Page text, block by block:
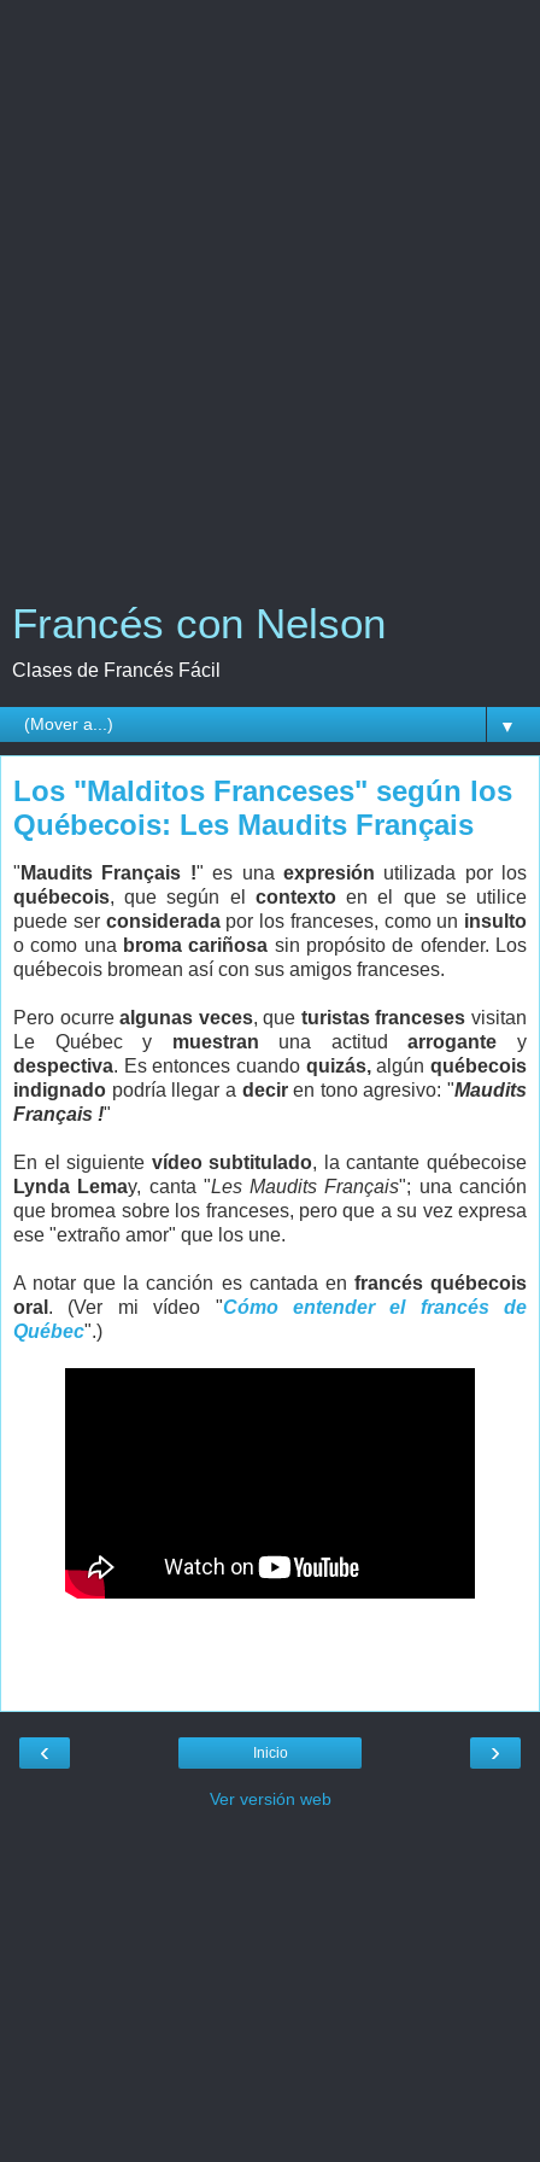
Francés con Nelson
Clases de Francés Fácil
▼
Los "Malditos Franceses" según los
Québecois: Les Maudits Français
" Maudits Français !" es una expresión utilizada por los
québecois, que según el contextoen el que se utilice
puede ser considerada por los franceses, como un insulto
o como una broma cariñosa sin propósito de ofender. Los
québecois bromean así con sus amigos franceses.
Pero ocurrealgunas veces, que turistas franceses visitan
Le Québec y muestran una actitudarrogantey
despectiva. Es entonces cuando quizás,algúnquébecois
indignado podría llegar a deciren tono agresivo: "Maudits
Français !"
En el siguiente vídeo subtitulado, la cantante québecoise
Lynda Lemay, canta "Les Maudits Français"; una canción
que bromea sobre los franceses, pero que a su vez expresa
ese "extraño amor" que los une.
A notar que la canción es cantada en francés québecois
oral . (Ver mi vídeo "Cómo entender el francés de
Québec".)
‹ ›
Inicio
Ver versión web